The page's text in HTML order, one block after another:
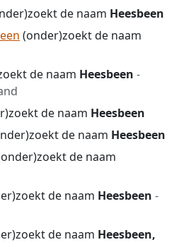
de naam Heesbeen
(onder)zoekt de naam
de naam Heesbeen -
de naam Heesbeen
de naam Heesbeen
de naam
de naam Heesbeen -
de naam Heesbeen,